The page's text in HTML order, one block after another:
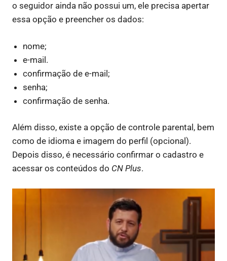
o seguidor ainda não possui um, ele precisa apertar
essa opção e preencher os dados:
nome;
e-mail.
confirmação de e-mail;
senha;
confirmação de senha.
Além disso, existe a opção de controle parental, bem
como de idioma e imagem do perfil (opcional).
Depois disso, é necessário confirmar o cadastro e
acessar os conteúdos do CN Plus.